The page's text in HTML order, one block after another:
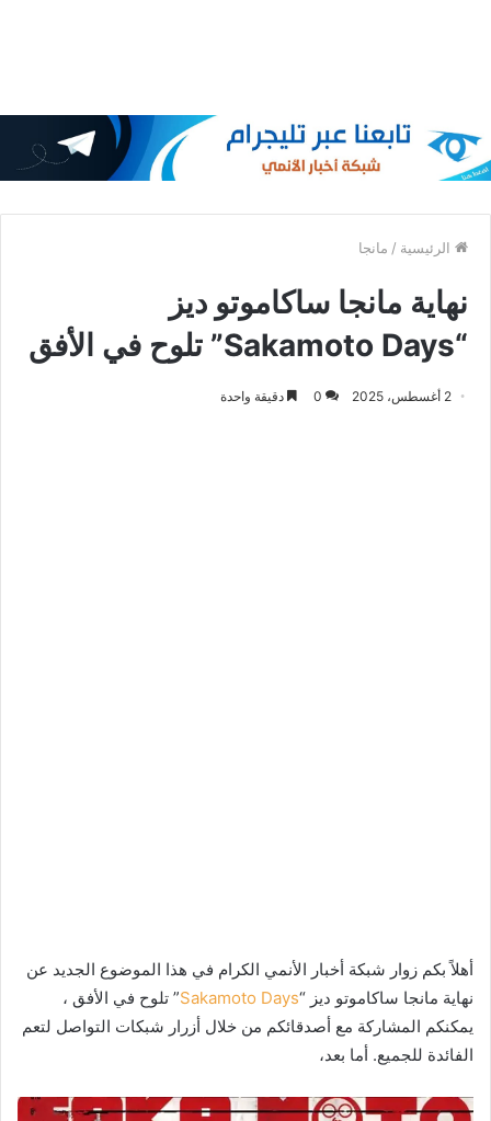
الرئيسية / مانجا
نهاية مانجا ساكاموتو ديز
“Sakamoto Days” تلوح في الأفق
2 أغسطس، 2025 0 دقيقة واحدة
أهلاً بكم زوار شبكة أخبار الأنمي الكرام في هذا الموضوع الجديد عن
نهاية مانجا ساكاموتو ديز “Sakamoto Days” تلوح في الأفق ،
يمكنكم المشاركة مع أصدقائكم من خلال أزرار شبكات التواصل لتعم
الفائدة للجميع. أما بعد،